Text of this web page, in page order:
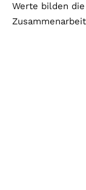
Werte bilden